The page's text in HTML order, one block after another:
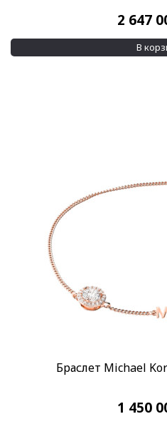
2 647
В
Браслет Michael
1 450